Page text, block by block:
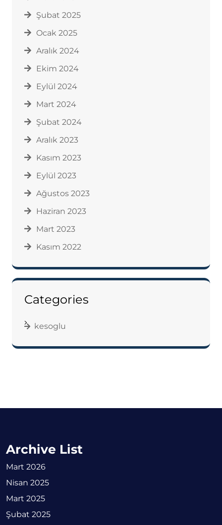
Şubat 2025
Ocak 2025
Aralık 2024
Ekim 2024
Eylül 2024
Mart 2024
Şubat 2024
Aralık 2023
Kasım 2023
Eylül 2023
Ağustos 2023
Haziran 2023
Mart 2023
Kasım 2022
Categories
kesoglu
Archive List
Mart 2026
Nisan 2025
Mart 2025
Şubat 2025